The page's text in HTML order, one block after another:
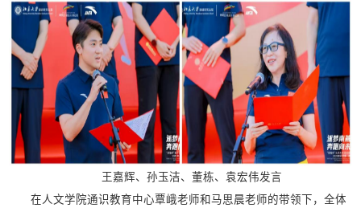
王嘉辉、孙玉洁、董栋、袁宏伟发言
在人文学院通识教育中心覃峨老师和马思晨老师的带领下，全体